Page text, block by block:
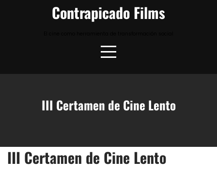
Contrapicado Films
III Certamen de Cine Lento
III Certamen de Cine Lento